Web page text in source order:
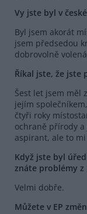
Vy jste byl v
Byl jsem akorát
jsem předsedou
dobrovolně
Říkal jste, že jste
Šest let jsem měl
jejím
čtyři roky
ochraně přírody
aspirant, ale to
Když jste byl
znáte problémy
Velmi dobře.
Můžete v EP